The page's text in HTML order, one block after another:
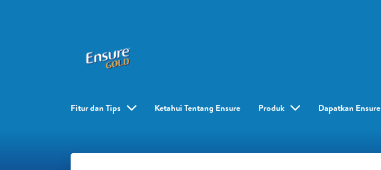
Fitur dan Tips Ketahui Tentang Ensure Produk Dapatkan Ensure